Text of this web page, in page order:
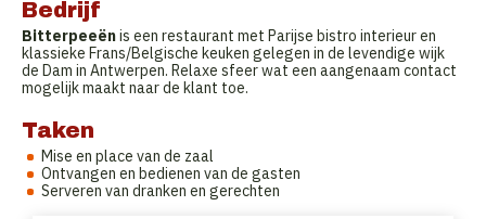
Bedrijf
Bitterpeeënis een restaurant met Parijse bistro interieur en
klassieke Frans/Belgische keuken gelegen in de levendige wijk
de Dam in Antwerpen. Relaxe sfeer wat een aangenaam contact
mogelijk maakt naar de klant toe.
Taken
Mise en place van de zaal
Ontvangen en bedienen van de gasten
Serveren van dranken en gerechten